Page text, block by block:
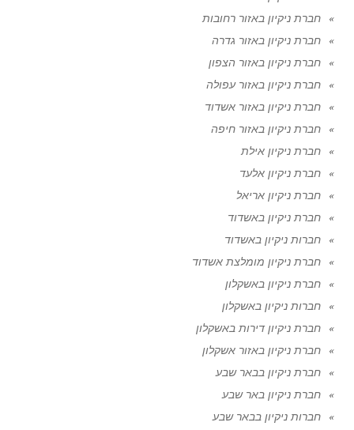
חברת ניקיון באזור רחובות
חברת ניקיון באזור גדרה
חברת ניקיון באזור הצפון
חברת ניקיון באזור עפולה
חברת ניקיון באזור אשדוד
חברת ניקיון באזור חיפה
חברת ניקיון אילת
חברת ניקיון אלעד
חברת ניקיון אריאל
חברת ניקיון באשדוד
חברות ניקיון באשדוד
חברת ניקיון מומלצת אשדוד
חברת ניקיון באשקלון
חברות ניקיון באשקלון
חברת ניקיון דירות באשקלון
חברת ניקיון באזור אשקלון
חברת ניקיון בבאר שבע
חברת ניקיון באר שבע
חברות ניקיון בבאר שבע